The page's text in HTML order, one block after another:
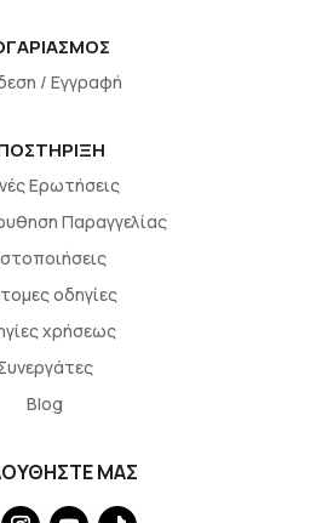
/ Εγγραφή
Ερωτήσεις
Παραγγελίας
οδηγίες
χρήσεως
Blog
ΜΑΣ